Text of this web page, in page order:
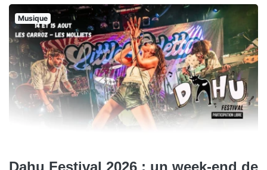
Musique
Dahu Festival 2026 : un week-end de